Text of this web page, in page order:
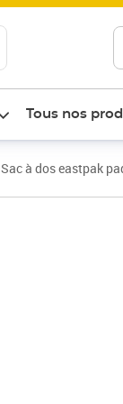
Tous nos
Sac à dos eastpak